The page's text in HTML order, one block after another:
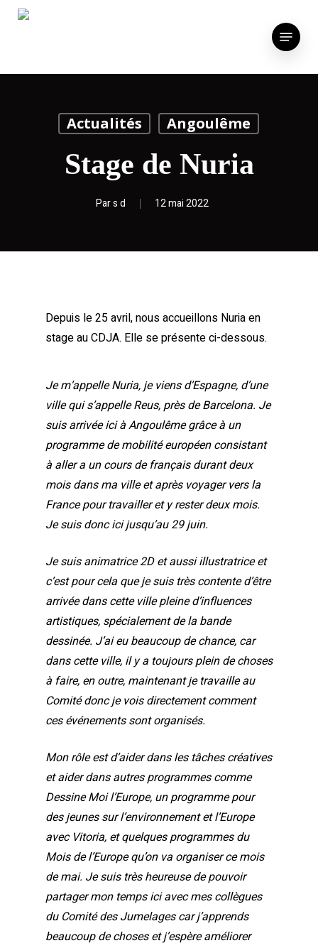
Skip
Menu
Actualités Angoulême
Stage de Nuria
Pars d 12 mai 2022
Depuis le 25 avril, nous accueillons Nuria en
stage au CDJA. Elle se présente ci-dessous.
Je m’appelle Nuria, je viens d’Espagne, d’une
ville qui s’appelle Reus, près de Barcelona. Je
suis arrivée ici à Angoulême grâce à un
programme de mobilité européen consistant
à aller a un cours de français durant deux
mois dans ma ville et après voyager vers la
France pour travailler et y rester deux mois.
Je suis donc ici jusqu’au 29 juin.
Je suis animatrice 2D et aussi illustratrice et
c’est pour cela que je suis très contente d’être
arrivée dans cette ville pleine d’influences
artistiques, spécialement de la bande
dessinée. J’ai eu beaucoup de chance, car
dans cette ville, il y a toujours plein de choses
à faire, en outre, maintenant je travaille au
Comité donc je vois directement comment
ces événements sont organisés.
Mon rôle est d’aider dans les tâches créatives
et aider dans autres programmes comme
Dessine Moi l’Europe, un programme pour
des jeunes sur l’environnement et l’Europe
avec Vitoria, et quelques programmes du
Mois de l’Europe qu’on va organiser ce mois
de mai. Je suis très heureuse de pouvoir
partager mon temps ici avec mes collègues
du Comité des Jumelages car j’apprends
beaucoup de choses et j’espère améliorer